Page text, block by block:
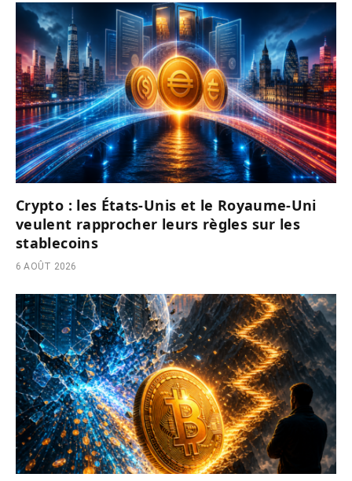
Crypto : les États-Unis et le Royaume-Uni
veulent rapprocher leurs règles sur les
stablecoins
6 AOÛT 2026